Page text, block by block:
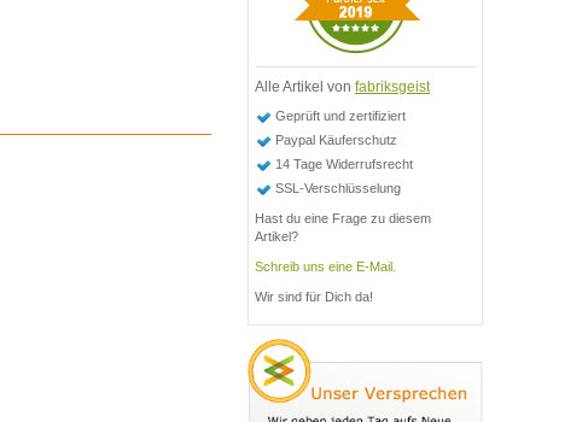
Alle Artikel von fabriksgeist
Geprüft und zertifiziert
Paypal Käuferschutz
14 Tage Widerrufsrecht
SSL-Verschlüsselung
Hast du eine Frage zu diesem
Artikel?
Schreib uns eine E-Mail.
Wir sind für Dich da!